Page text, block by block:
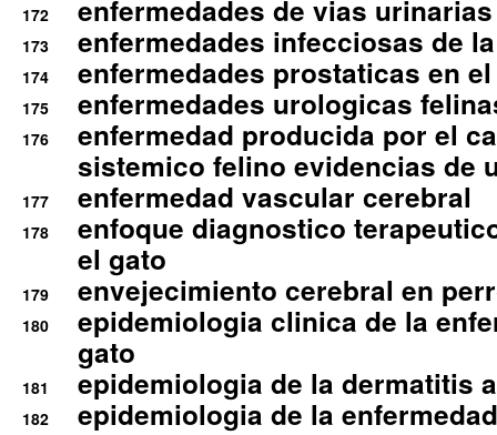
172 enfermedades de vias
173 enfermedades infecciosas de
174 enfermedades prostaticas en
175 enfermedades urologicas
176
enfermedad producida por el
sistemico felino evidencias de
177 enfermedad vascular cerebral
178
enfoque diagnostico
el gato
179 envejecimiento cerebral en
180
epidemiologia clinica de la
gato
181 epidemiologia de la dermatitis
182 epidemiologia de la